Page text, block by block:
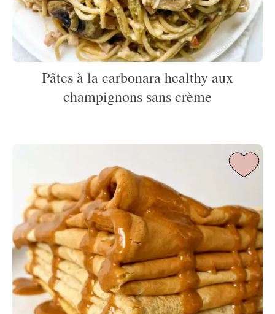
Pâtes à la carbonara healthy aux
champignons sans crème